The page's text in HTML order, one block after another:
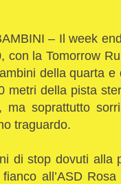
– Il week
con la Tomorrow
della quarta
metri della pista
ma soprattutto
traguardo.
di stop dovuti alla
all’ASD